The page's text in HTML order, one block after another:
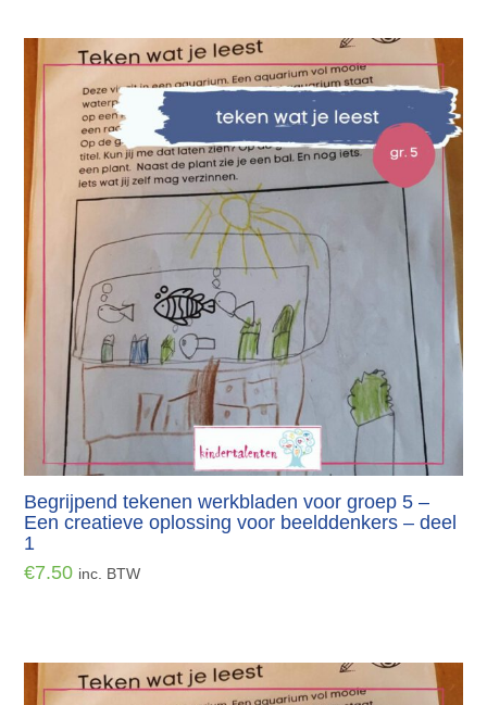
Begrijpend tekenen werkbladen voor groep 5 –
Een creatieve oplossing voor beelddenkers – deel
1
€7.50 inc. BTW